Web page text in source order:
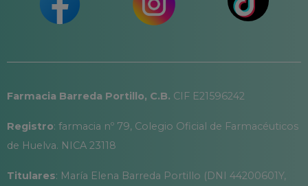
Farmacia Barreda Portillo, C.B. CIF E21596242
Registro: farmacia nº 79, Colegio Oficial de Farmacéuticos
de Huelva. NICA 23118
Titulares: María Elena Barreda Portillo (DNI 44200601Y,